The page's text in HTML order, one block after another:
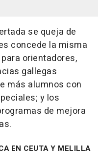
se queja de
concede la misma
orientadores,
gallegas
más alumnos con
y los
de mejora
EN CEUTA Y MELILLA